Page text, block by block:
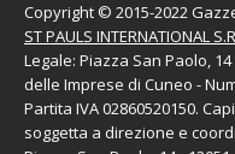
Copyright © 2015-2022
ST PAULS INTERNATIONAL
Legale: Piazza San Paolo,
delle Imprese di Cuneo -
Partita IVA 02860520150.
soggetta a direzione e